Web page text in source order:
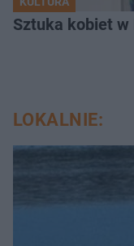
Sztuka kobiet w
LOKALNIE: